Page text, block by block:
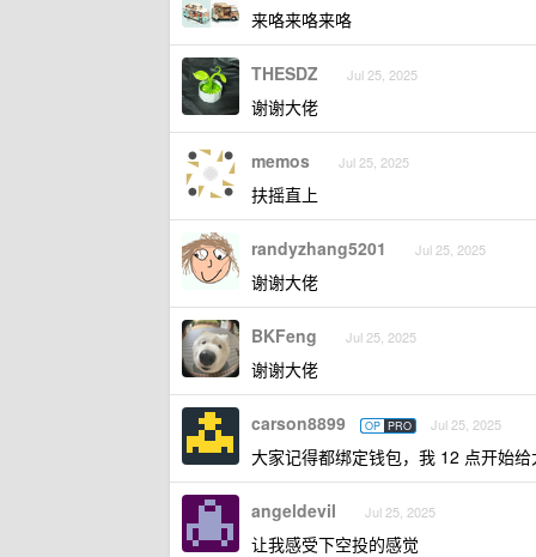
来咯来咯来咯
THESDZ Jul 25, 2025
谢谢大佬
memos Jul 25, 2025
扶摇直上
randyzhang5201 Jul 25, 2025
谢谢大佬
BKFeng Jul 25, 2025
谢谢大佬
carson8899 OP PRO Jul 25, 2025
大家记得都绑定钱包，我 12 点开始
angeldevil Jul 25, 2025
让我感受下空投的感觉